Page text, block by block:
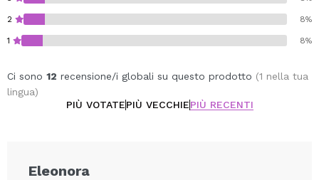
2 8%
1 8%
Ci sono 12 recensione/i globali su questo prodotto (1 nella tua
lingua)
PIÙ VOTATEPIÙ VECCHIEPIÙ RECENTI
Eleonora